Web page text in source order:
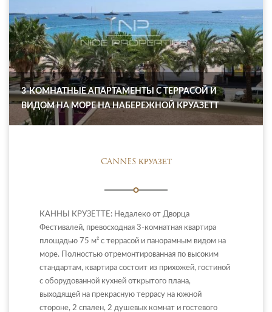
3-КОМНАТНЫЕ АПАРТАМЕНТЫ С ТЕРРАСОЙ И
ВИДОМ НА МОРЕ НА НАБЕРЕЖНОЙ КРУАЗЕТТ
CANNES КРУАЗЕТ
КАННЫ КРУЗЕТТЕ: Недалеко от Дворца
Фестивалей, превосходная 3-комнатная квартира
площадью 75 м² с террасой и панорамным видом на
море. Полностью отремонтированная по высоким
стандартам, квартира состоит из прихожей, гостиной
с оборудованной кухней открытого плана,
выходящей на прекрасную террасу на южной
стороне, 2 спален, 2 душевых комнат и гостевого